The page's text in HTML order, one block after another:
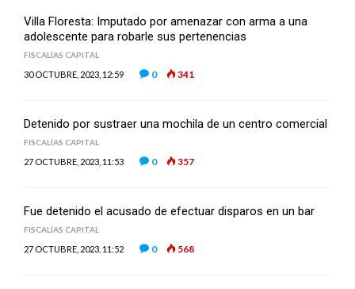
Villa Floresta: Imputado por amenazar con arma a una
adolescente para robarle sus pertenencias
FISCALÍAS CAPITAL
30 OCTUBRE, 2023, 12:59 0 341
Detenido por sustraer una mochila de un centro comercial
FISCALÍAS CAPITAL
27 OCTUBRE, 2023, 11:53 0 357
Fue detenido el acusado de efectuar disparos en un bar
FISCALÍAS CAPITAL
27 OCTUBRE, 2023, 11:52 0 568